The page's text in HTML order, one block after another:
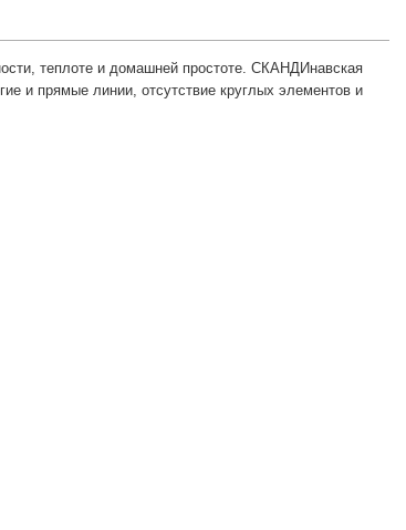
теплоте и домашней простоте. СКАНДИнавская
и прямые линии, отсутствие круглых элементов и